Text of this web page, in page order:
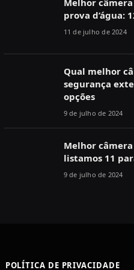
Melhor
prova d’água:
11 de julho de 2024
Qual melhor
segurança
opções
9 de julho de 2024
Melhor
listamos 11
9 de julho de 2024
POLÍTICA DE PRIVACIDADE